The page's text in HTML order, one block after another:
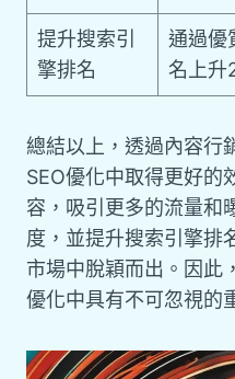
提升搜索引
擎排名
通過優
名上升
總結以上，透過內容行
SEO優化中取得更好的
容，吸引更多的流量和
度，並提升搜索引擎排
市場中脫穎而出。因此
優化中具有不可忽視的